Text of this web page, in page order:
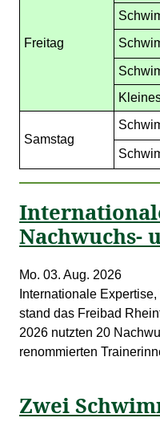
Freitag
Samstag
Nachwuchs-
Mo. 03. Aug. 2026
Internationale
stand das Freibad
2026 nutzten 20
renommierten
Zwei